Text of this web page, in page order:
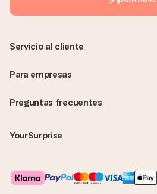
Preguntas frecuentes
YourSurprise
Servicio al cliente
Para empresas